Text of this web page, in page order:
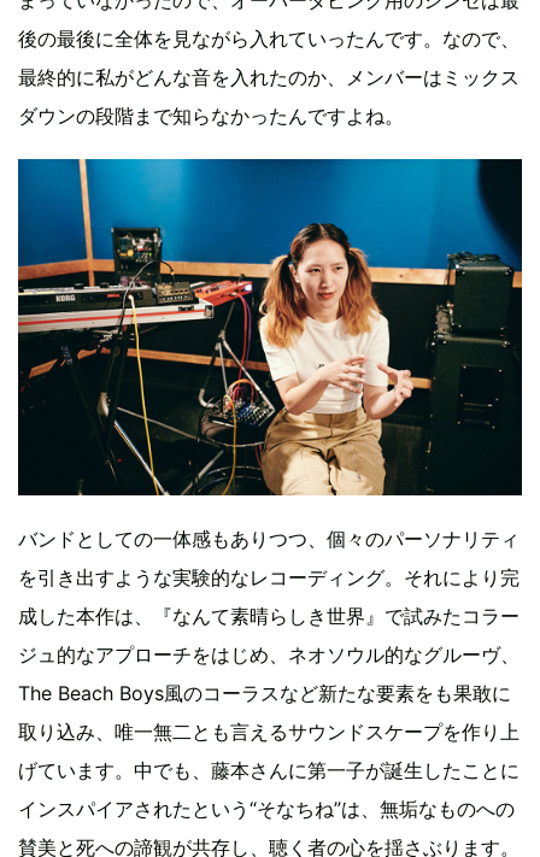
後の最後に全体を見ながら入れていったんです。なので、
最終的に私がどんな音を入れたのか、メンバーはミックス
ダウンの段階まで知らなかったんですよね。
バンドとしての一体感もありつつ、個々のパーソナリティ
を引き出すような実験的なレコーディング。それにより完
成した本作は、『なんて素晴らしき世界』で試みたコラー
ジュ的なアプローチをはじめ、ネオソウル的なグルーヴ、
The Beach Boys風のコーラスなど新たな要素をも果敢に
取り込み、唯一無二とも言えるサウンドスケープを作り上
げています。中でも、藤本さんに第一子が誕生したことに
インスパイアされたという“そなちね”は、無垢なものへの
賛美と死への諦観が共存し、聴く者の心を揺さぶります。